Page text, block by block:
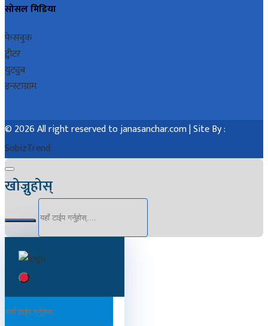
सोसल मिडिया
फेसबुक
ट्वीटर
युट्युब
इन्स्टाग्राम
© 2026 All right reserved to janasanchar.com | Site By :
SobizTrend
खोज्नुहोस्